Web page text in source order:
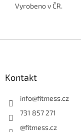
Vyrobeno v ČR.
Kontakt
info@fitmess.cz
731 857 271
@fitmess.cz